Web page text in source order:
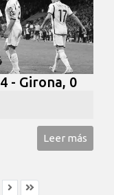
- Girona, 0
Leer más